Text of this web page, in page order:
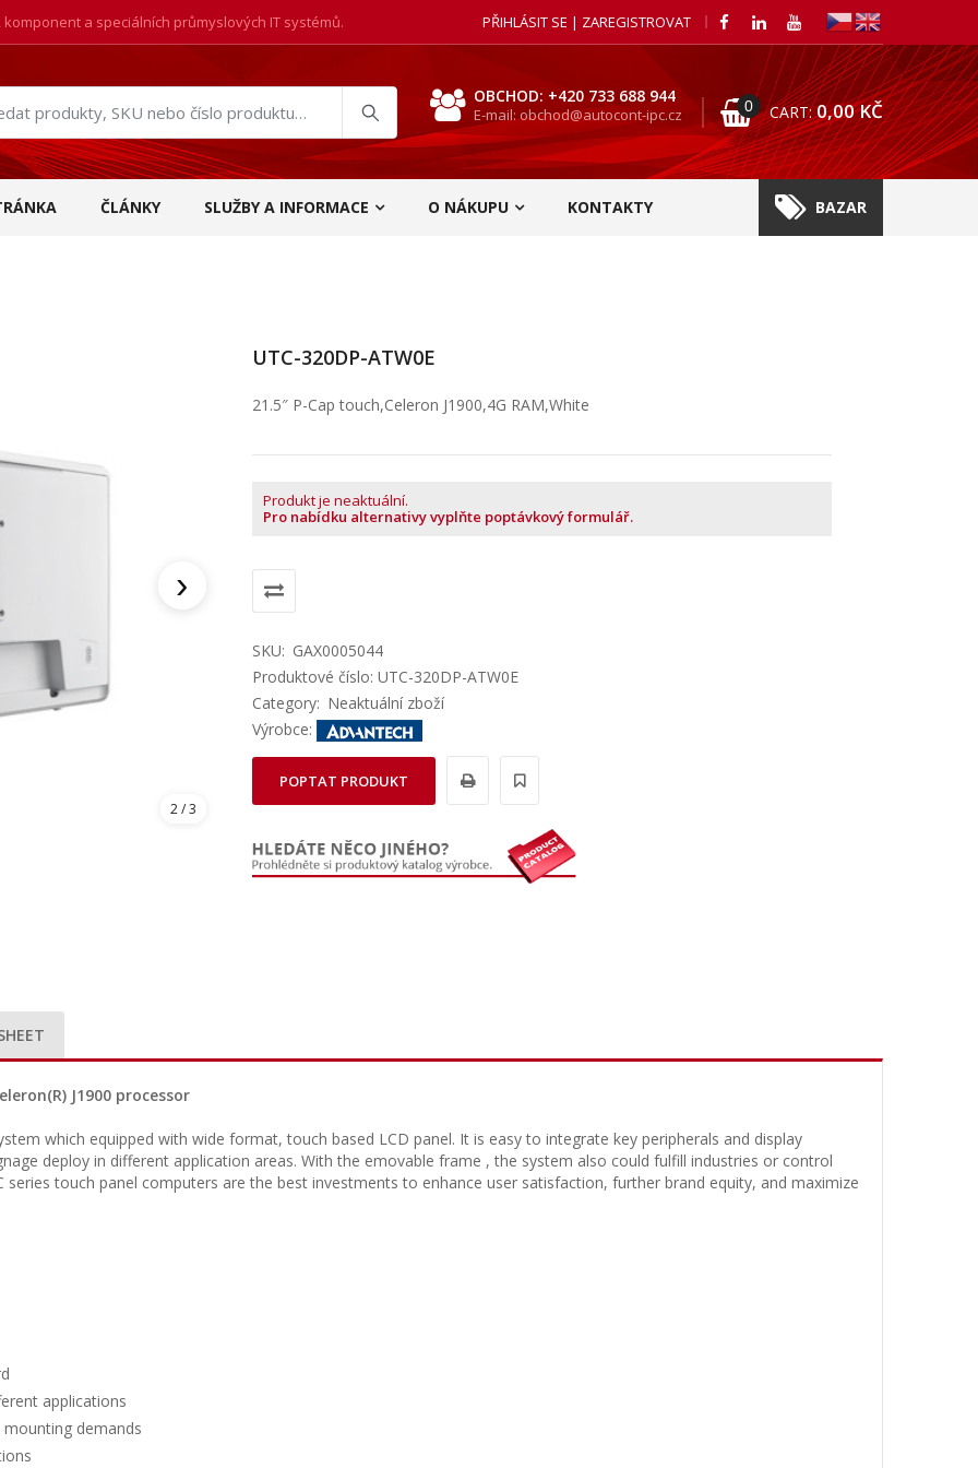
a speciálních průmyslových IT systémů. PŘIHLÁSIT SE | ZAREGISTROVAT
OBCHOD: +420 733 688 944
E-mail: obchod@autocont-ipc.cz 0 CART: 0,00KČ
ČLÁNKY SLUŽBY A INFORMACE O NÁKUPU KONTAKTY BAZAR
›
2/ 3
UTC-320DP-ATW0E
21.5″ P-Cap touch,Celeron J1900,4G RAM,White
Produkt je neaktuální.
Pro nabídku alternativy vyplňte poptávkový formulář.
SKU: GAX0005044
Produktové číslo: UTC-320DP-ATW0E
Category: Neaktuální zboží
Výrobce:
POPTAT PRODUKT
J1900 processor
which equipped with wide format, touch based LCD panel. It is easy to integrate key peripherals and display
deploy in different application areas. With the emovable frame , the system also could fulfill industries or control
touch panel computers are the best investments to enhance user satisfaction, further brand equity, and maximize
applications
demands